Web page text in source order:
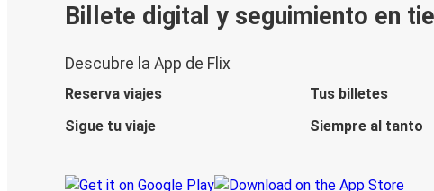
Billete digital y seguimiento en
Descubre la App de Flix
Reserva viajes
Tus billetes
Sigue tu viaje
Siempre al tanto